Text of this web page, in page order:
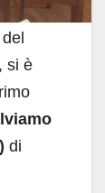
si è
di